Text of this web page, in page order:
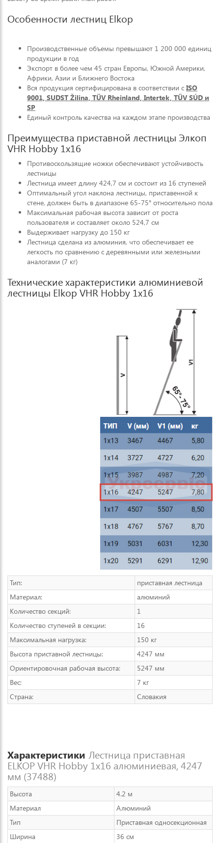
Особенности лестниц Elkop
Производственные объемы превышают 1 200 000 единиц
продукции в год
Экспорт в более чем 45 стран Европы, Южной Америки,
Африки, Азии и Ближнего Востока
Вся продукция сертифицирована в соответствии с ISO
9001, SUDST Žilina, TÜV Rheinland, Intertek, TÜV SÚD и
SP
Единый контроль качества на каждом этапе производства
Преимущества приставной лестницы Элкоп
VHR Hobby 1x16
Противоскользящие ножки обеспечивают устойчивость
лестницы
Лестница имеет длину 424,7 см и состоит из 16 ступеней
Оптимальный угол наклона лестницы, приставенной к
стене, должен быть в диапазоне 65-75° относительно пола
Максимальная рабочая высота зависит от роста
пользователя и составляет около 524,7 см
Выдерживает нагрузку до 150 кг
Лестница сделана из алюминия, что обеспечивает ее
легкость по сравнению с деревянными или железными
аналогами (7 кг)
Технические характеристики алюминиевой
лестницы Elkop VHR Hobby 1x16
Тип:
приставная лестница
Материал:
алюминий
Количество секций:
1
Количество ступеней в секции:
16
Максимальная нагрузка:
150 кг
Высота приставной лестницы:
4247 мм
Ориентировочная рабочая высота:
5247 мм
Вес:
7 кг
Страна:
Словакия
Характеристики Лестница приставная
ELKOP VHR Hobby 1x16 алюминиевая, 4247
мм (37488)
Высота
4.2 м
Материал
Алюминий
Тип
Приставная односекционная
Ширина
36 см